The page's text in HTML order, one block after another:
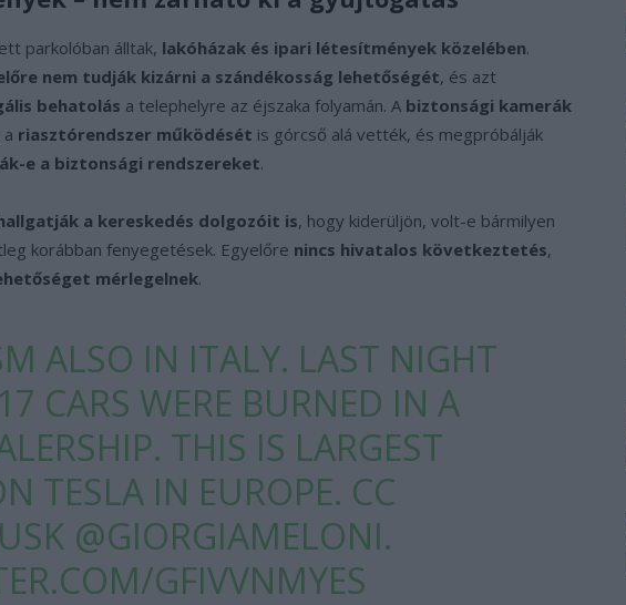
parkolóban álltak, lakóházak és ipari létesítmények közelében.
nem tudják kizárni a szándékosság lehetőségét, és azt
behatolás a telephelyre az éjszaka folyamán. A biztonsági kamerák
a riasztórendszer működését is górcső alá vették, és megpróbálják
e a biztonsági rendszereket.
a kereskedés dolgozóit is, hogy kiderüljön, volt-e bármilyen
korábban fenyegetések. Egyelőre nincs hivatalos következtetés,
mérlegelnek.
ALSO IN ITALY. LAST NIGHT
CARS WERE BURNED IN A
THIS IS LARGEST
TESLA IN EUROPE. CC
@GIORGIAMELONI.
GFIVVNMYES